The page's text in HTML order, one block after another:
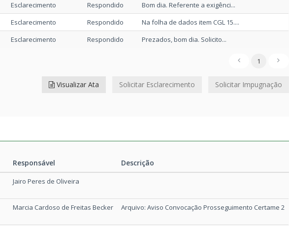
DOE 30 12 2025 30/12/2025 12:02
CORREIO 30 12 2025 3.383kB
30/12/2025 12:01
30/12/2025 12:01
Projeto Sistema Viário parte 3 30/12/2025 11:58
Projeto Sistema Viário parte 2 19.206kB
Esclarecimento Respondido
Bom dia. Referente a exigênci...
Esclarecimento Respondido
Na folha de dados item CGL 15....
Esclarecimento Respondido Prezados, bom dia. Solicito...
1
Visualizar Ata Solicitar Esclarecimento Solicitar Impugnação
Responsável
Descrição
Responsável
Jairo Peres de Oliveira
Marcia Cardoso de Freitas Becker Arquivo: Aviso Convocação Prosseguimento Certame 2